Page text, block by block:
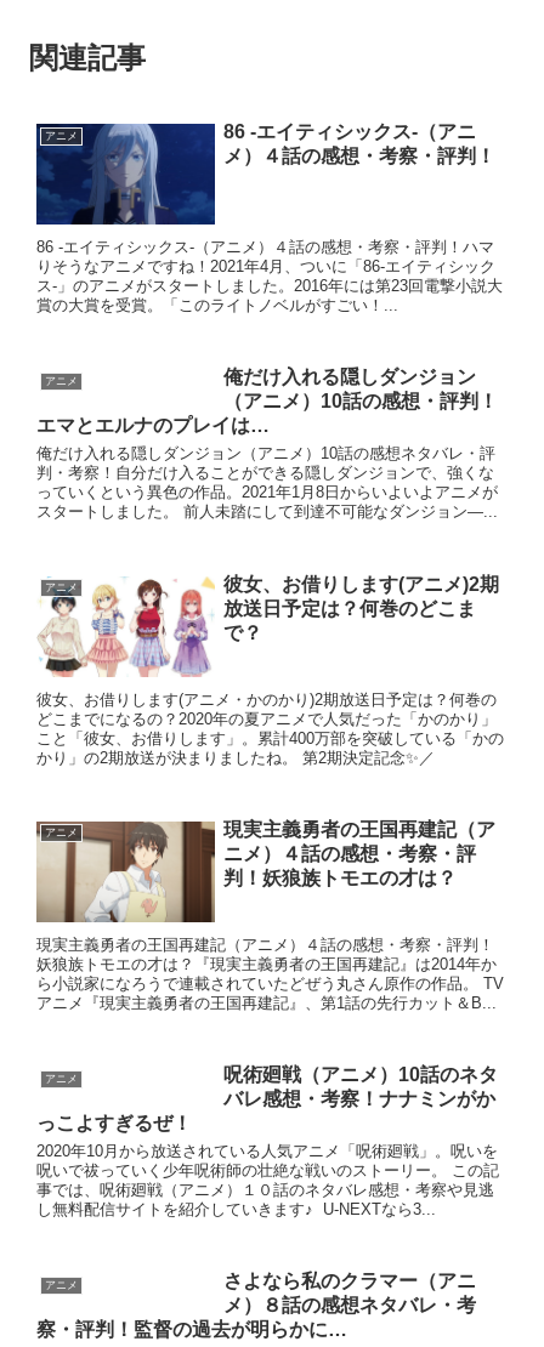
関連記事
アニメ
86 -エイティシックス-（アニ
メ）４話の感想・考察・評判！
86 -エイティシックス-（アニメ）４話の感想・考察・評判！ハマ
りそうなアニメですね！2021年4月、ついに「86-エイティシック
ス-」のアニメがスタートしました。2016年には第23回電撃小説大
賞の大賞を受賞。「このライトノベルがすごい！...
アニメ
俺だけ入れる隠しダンジョン
（アニメ）10話の感想・評判！
エマとエルナのプレイは…
俺だけ入れる隠しダンジョン（アニメ）10話の感想ネタバレ・評
判・考察！自分だけ入ることができる隠しダンジョンで、強くな
っていくという異色の作品。2021年1月8日からいよいよアニメが
スタートしました。 前人未踏にして到達不可能なダンジョン―...
アニメ
彼女、お借りします(アニメ)2期
放送日予定は？何巻のどこま
で？
彼女、お借りします(アニメ・かのかり)2期放送日予定は？何巻の
どこまでになるの？2020年の夏アニメで人気だった「かのかり」
こと「彼女、お借りします」。累計400万部を突破している「かの
かり」の2期放送が決まりましたね。 第2期決定記念✨／
アニメ
現実主義勇者の王国再建記（ア
ニメ）４話の感想・考察・評
判！妖狼族トモエの才は？
現実主義勇者の王国再建記（アニメ）４話の感想・考察・評判！
妖狼族トモエの才は？『現実主義勇者の王国再建記』は2014年か
ら小説家になろうで連載されていたどぜう丸さん原作の作品。 TV
アニメ『現実主義勇者の王国再建記』、第1話の先行カット＆B...
アニメ
呪術廻戦（アニメ）10話のネタ
バレ感想・考察！ナナミンがか
っこよすぎるぜ！
2020年10月から放送されている人気アニメ「呪術廻戦」。呪いを
呪いで祓っていく少年呪術師の壮絶な戦いのストーリー。 この記
事では、呪術廻戦（アニメ）１０話のネタバレ感想・考察や見逃
し無料配信サイトを紹介していきます♪ U-NEXTなら3...
アニメ
さよなら私のクラマー（アニ
メ）８話の感想ネタバレ・考
察・評判！監督の過去が明らかに…